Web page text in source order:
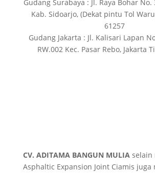
Gudang Surabaya : Jl. Raya Bohar No.
Kab. Sidoarjo, (Dekat pintu Tol
61257
Gudang Jakarta : Jl. Kalisari Lapan
RW.002 Kec. Pasar Rebo, Jakarta
CV. ADITAMA BANGUN MULIAselain
Asphaltic Expansion Joint Ciamis juga